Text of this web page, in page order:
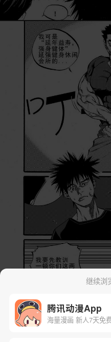
继续浏
腾讯动漫App
海量漫画 新人7天免